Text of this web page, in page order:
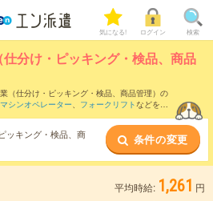
気になる! ログイン 検索
分け・ピッキング・検品、商品
（仕分け・ピッキング・検品、商品管理）の
マシンオペレーター、 フォークリフトなどを取
軽作業（仕分け・ピッキング・検品、商品
ッキング・検品、商
条件の変更
平均時給: 1,261 円